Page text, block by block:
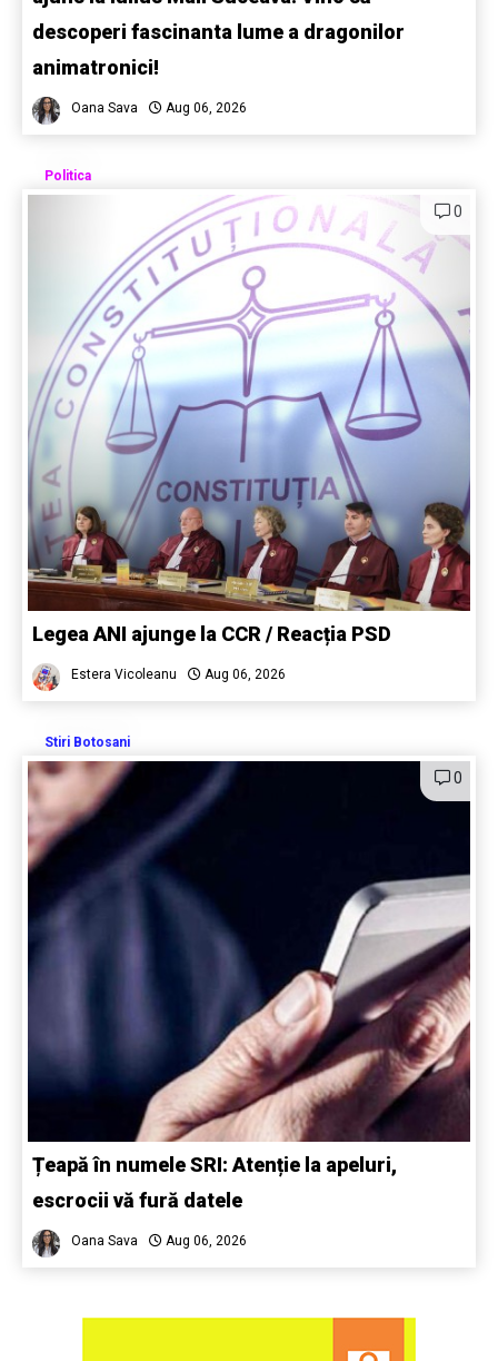
descoperi fascinanta lume a dragonilor
animatronici!
Oana Sava Aug 06, 2026
Politica
0
Legea ANI ajunge la CCR / Reacția PSD
Estera Vicoleanu Aug 06, 2026
Stiri Botosani
0
Țeapă în numele SRI: Atenție la apeluri,
escrocii vă fură datele
Oana Sava Aug 06, 2026